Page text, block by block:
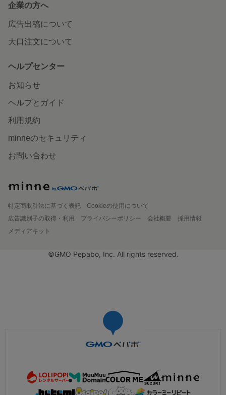
企業の方へ
広告出稿について
大口注文について
ヘルプセンター
お知らせ
ヘルプとガイド
利用規約
minneのセキュリティ
お問い合わせ
特定商取引法に基づく表記
Cookieの使用について
広告識別子の取得・利用
プライバシーポリシー 会社概要
採用情報
メディアキット
©GMO Pepabo, Inc. All rights reserved.